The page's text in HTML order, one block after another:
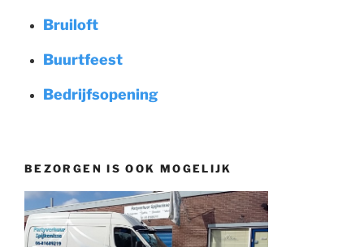
Bruiloft
Buurtfeest
Bedrijfsopening
BEZORGEN IS OOK MOGELIJK